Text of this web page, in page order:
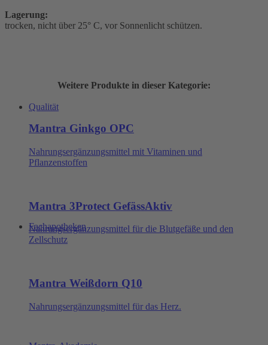
Qualität
Fachapotheken
Lagerung:
trocken, nicht über 25° C, vor Sonnenlicht schützen.
Weitere Produkte in dieser Kategorie:
Mantra Ginkgo OPC
Nahrungsergänzungsmittel mit Vitaminen und
Pflanzenstoffen
Mantra 3Protect GefässAktiv
Nahrungsergänzungsmittel für die Blutgefäße und den
Zellschutz
Mantra Weißdorn Q10
Nahrungsergänzungsmittel für das Herz.